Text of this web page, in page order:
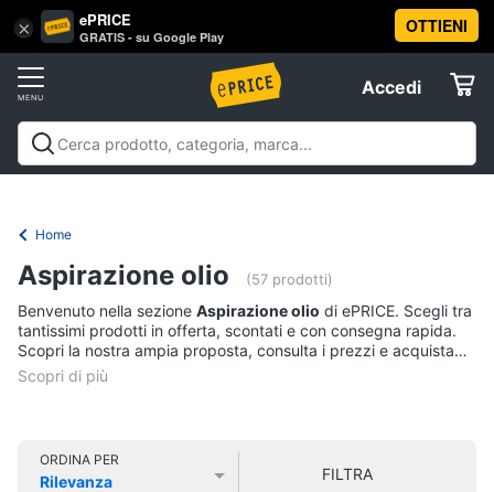
× ePRICE
GRATIS - su Google Play
OTTIENI
Accedi
Accedi
Registrati
Offerte
Informatica
Telefonia
Tv
Cinema
Vai
al
Home
Aspirazione olio (57 prodotti)
Benvenuto nella sezione Aspirazione olio di ePRICE. Scegli tra
tantissimi prodotti in offerta, scontati e con consegna rapida.
Scopri la nostra ampia proposta, consulta i prezzi e acquista
comodamente online.
ORDINA PER
Rilevanza
FILTRA